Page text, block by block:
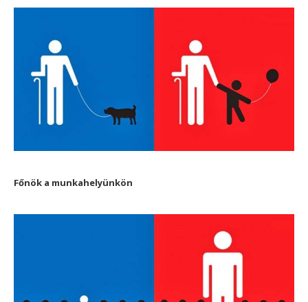
Főnök a munkahelyünkön